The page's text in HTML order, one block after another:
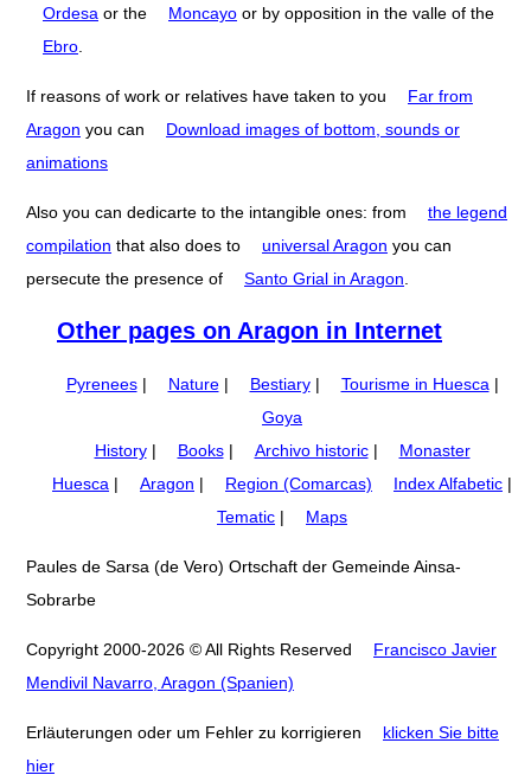
Ordesa or the Moncayo or by opposition in the valle of the
Ebro
If reasons of work or relatives have taken to you
Far from
Aragon you can
Download images of bottom, sounds or
animations
Also you can dedicarte to the intangible ones: from
the legend
compilation that also does to universal Aragon you can
persecute the presence of
Santo Grial in Aragon
Other pages on Aragon in Internet
Pyrenees| Nature| Bestiary| Tourisme in Huesca |
Goya
History| Books| Archivo historic|
Monaster
Huesca | Aragon | Region (Comarcas) Index Alfabetic |
Tematic | Maps
Paules de Sarsa (de Vero) Ortschaft der Gemeinde Ainsa-
Sobrarbe
Copyright 2000-2026 © All Rights Reserved
Francisco Javier
Mendivil Navarro, Aragon (Spanien)
Erläuterungen oder um Fehler zu korrigieren
klicken Sie bitte
hier